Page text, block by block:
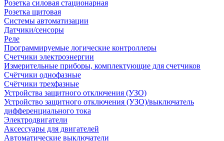
Розетка силовая стационарная
Розетка щитовая
Системы автоматизации
Датчики/сенсоры
Реле
Программируемые логические контроллеры
Счетчики электроэнергии
Измерительные приборы, комплектующие для счетчиков
Счётчики однофазные
Счётчики трехфазные
Устройства защитного отключения (УЗО)
Устройство защитного отключения (УЗО)/выключатель
дифференциального тока
Электродвигатели
Аксессуары для двигателей
Автоматические выключатели